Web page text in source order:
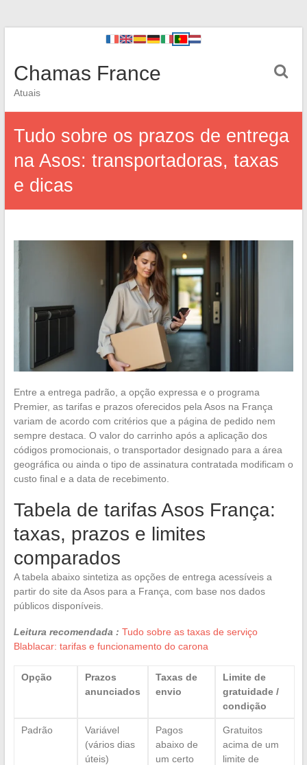
Chamas France
Atuais
Tudo sobre os prazos de entrega
na Asos: transportadoras, taxas
e dicas
Entre a entrega padrão, a opção expressa e o programa
Premier, as tarifas e prazos oferecidos pela Asos na França
variam de acordo com critérios que a página de pedido nem
sempre destaca. O valor do carrinho após a aplicação dos
códigos promocionais, o transportador designado para a área
geográfica ou ainda o tipo de assinatura contratada modificam o
custo final e a data de recebimento.
Tabela de tarifas Asos França:
taxas, prazos e limites
comparados
A tabela abaixo sintetiza as opções de entrega acessíveis a
partir do site da Asos para a França, com base nos dados
públicos disponíveis.
Leitura recomendada : Tudo sobre as taxas de serviço
Blablacar: tarifas e funcionamento do carona
Opção
Prazos
anunciados
Taxas de
envio
Limite de
gratuidade /
condição
Padrão
Variável
(vários dias
úteis)
Pagos
abaixo de
um certo
Gratuitos
acima de um
limite de